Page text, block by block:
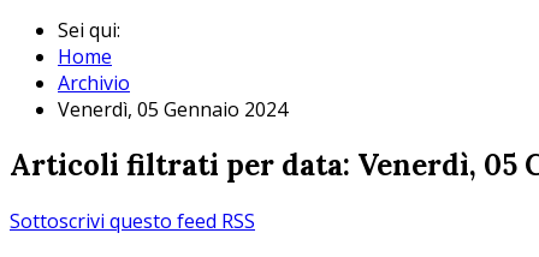
Sei qui:
Home
Archivio
Venerdì, 05 Gennaio 2024
Articoli filtrati per data: Venerdì, 05
Sottoscrivi questo feed RSS